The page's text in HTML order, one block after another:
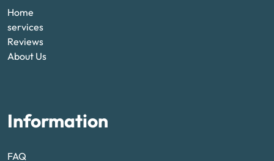
Home
services
Reviews
About Us
Information
FAQ